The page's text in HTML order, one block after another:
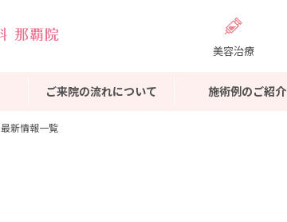
美容治療
ご来院の流れについて 施術例のご紹介
最新情報一覧